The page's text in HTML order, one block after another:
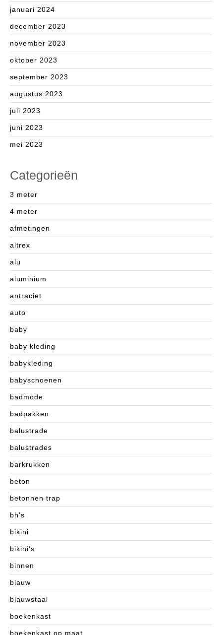
januari 2024
december 2023
november 2023
oktober 2023
september 2023
augustus 2023
juli 2023
juni 2023
mei 2023
Categorieën
3 meter
4 meter
afmetingen
altrex
alu
aluminium
antraciet
auto
baby
baby kleding
babykleding
babyschoenen
badmode
badpakken
balustrade
balustrades
barkrukken
beton
betonnen trap
bh's
bikini
bikini's
binnen
blauw
blauwstaal
boekenkast
boekenkast op maat